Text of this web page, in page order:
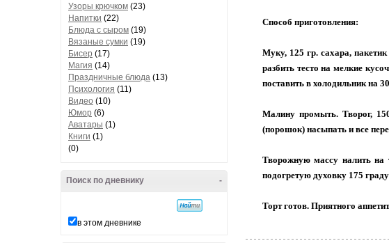
Узоры крючком (23)
Напитки (22)
Блюда с сыром (19)
Вязаные сумки (19)
Бисер (17)
Магия (14)
Праздничные блюда (13)
Психология (11)
Видео (10)
Юмор (6)
Аватары (1)
Книги (1)
(0)
-
Поиск по дневнику
в этом дневнике
Способ приготовления:
Муку, 125 гр. сахара,
разбить тесто на мелкие
поставить в холодильник на
Малину промыть. Творог,
(порошок) насыпать и все
Творожную массу налить на
подогретую духовку 175
Торт готов. Приятного